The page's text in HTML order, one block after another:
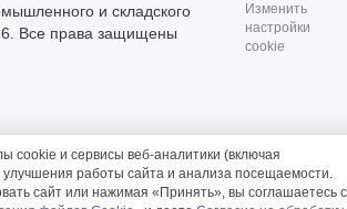
и складского
Все права защищены
Изменить
настройки
cookie
cookie и сервисы веб-аналитики (включая
работы сайта и анализа посещаемости.
сайт или нажимая «Принять», вы соглашаетесь с